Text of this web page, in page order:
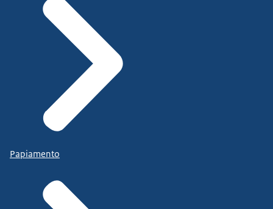
Papiamento